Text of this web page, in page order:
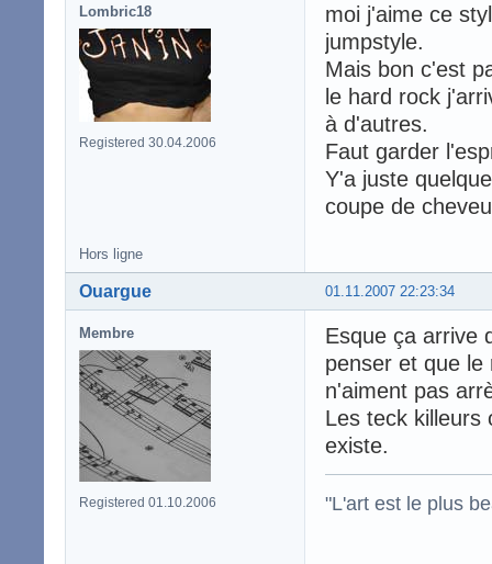
Lombric18
Registered 30.04.2006
moi j'aime ce
jumpstyle.
Mais bon c'est
le hard rock
à d'autres.
Faut garder
Y'a juste
coupe de
Hors ligne
01.11.2007 22:23:34
Ouargue
Membre
Registered 01.10.2006
Esque ça arrive
penser et que
n'aiment pas
Les teck killeurs
existe.
"L'art est le plus